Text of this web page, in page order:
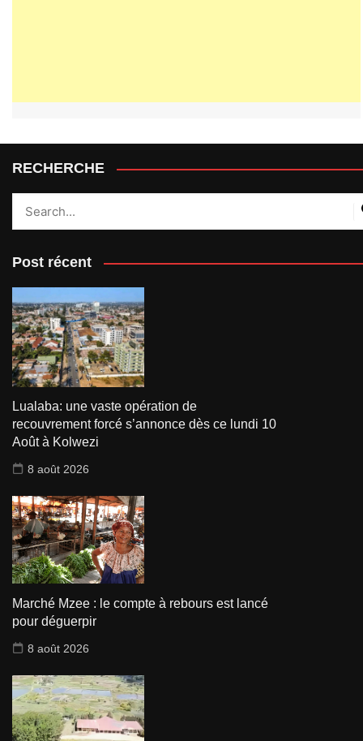
RECHERCHE
Post récent
Lualaba: une vaste opération de
recouvrement forcé s’annonce dès ce lundi 10
Août à Kolwezi
8 août 2026
Marché Mzee : le compte à rebours est lancé
pour déguerpir
8 août 2026